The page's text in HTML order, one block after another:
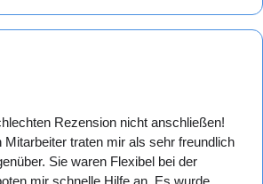
Rezension nicht anschließen!
Mitarbeiter traten mir als sehr freundlich
Sie waren Flexibel bei der